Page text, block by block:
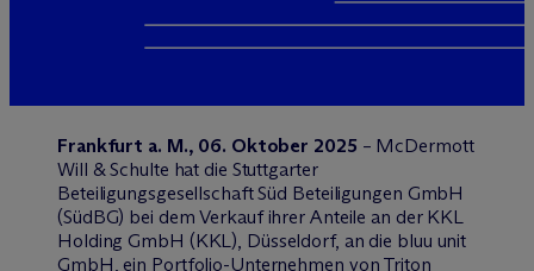
Frankfurt a. M., 06. Oktober 2025 – McDermott
Will & Schulte hat die Stuttgarter
Beteiligungsgesellschaft Süd Beteiligungen GmbH
(SüdBG) bei dem Verkauf ihrer Anteile an der KKL
Holding GmbH (KKL), Düsseldorf, an die bluu unit
GmbH, ein Portfolio-Unternehmen von Triton